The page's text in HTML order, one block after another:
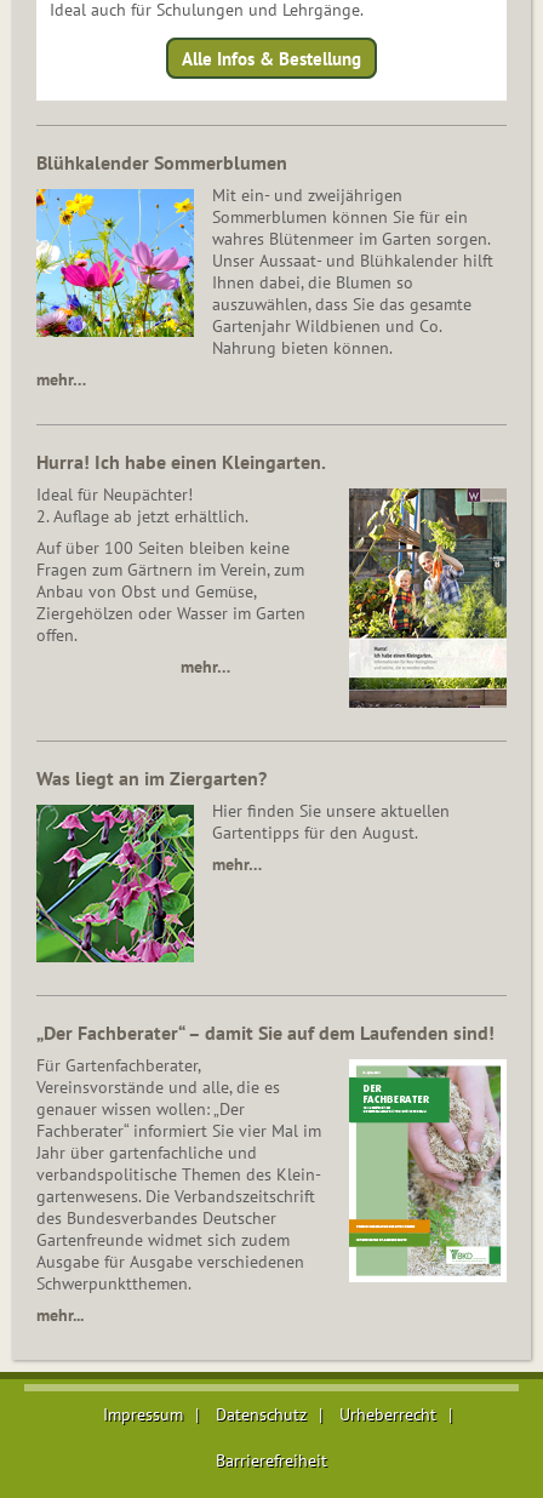
Ideal auch für Schulungen und Lehrgänge.
Alle Infos & Bestellung
Blühkalender Sommerblumen
Mit ein- und zweijährigen
Sommerblumen können Sie für ein
wahres Blütenmeer im Garten sorgen.
Unser Aussaat- und Blühkalender hilft
Ihnen dabei, die Blumen so
auszuwählen, dass Sie das gesamte
Gartenjahr Wildbienen und Co.
Nahrung bieten können.
mehr…
Hurra! Ich habe einen Kleingarten.
Ideal für Neupächter!
2. Auflage ab jetzt erhältlich.
Auf über 100 Seiten bleiben keine
Fragen zum Gärtnern im Verein, zum
Anbau von Obst und Gemüse,
Ziergehölzen oder Wasser im Garten
offen.
mehr…
Was liegt an im Ziergarten?
Hier finden Sie unsere aktuellen
Gartentipps für den August.
mehr…
„Der Fachberater“ – damit Sie auf dem Laufenden sind!
Für Gartenfachberater,
Vereinsvorstände und alle, die es
genauer wissen wollen: „Der
Fachberater“ informiert Sie vier Mal im
Jahr über gartenfachliche und
verbandspolitische Themen des Klein­
gar­ten­wesens. Die Ver­bands­zeit­schrift
des Bun­des­ver­ban­des Deutscher
Gartenfreunde widmet sich zudem
Ausgabe für Ausgabe verschiedenen
Schwer­punkt­the­men.
mehr...
Impressum Datenschutz Urheberrecht
Barrierefreiheit